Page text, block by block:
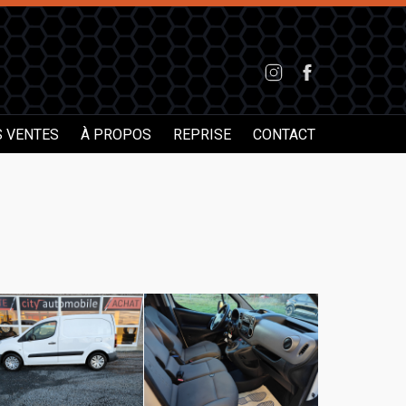
VENTES À PROPOS REPRISE CONTACT